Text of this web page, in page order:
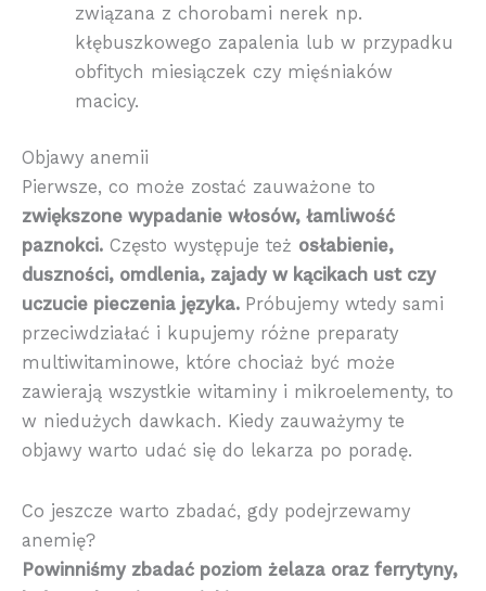
związana z chorobami nerek np.
kłębuszkowego zapalenia lub w przypadku
obfitych miesiączek czy mięśniaków
macicy.
Objawy anemii
Pierwsze, co może zostać zauważone to
zwiększone wypadanie włosów, łamliwość
paznokci. Często występuje też osłabienie,
duszności, omdlenia, zajady w kącikach ust czy
uczucie pieczenia języka. Próbujemy wtedy sami
przeciwdziałać i kupujemy różne preparaty
multiwitaminowe, które chociaż być może
zawierają wszystkie witaminy i mikroelementy, to
w niedużych dawkach. Kiedy zauważymy te
objawy warto udać się do lekarza po poradę.
Co jeszcze warto zbadać, gdy podejrzewamy
anemię?
Powinniśmy zbadać poziom żelaza oraz ferrytyny,